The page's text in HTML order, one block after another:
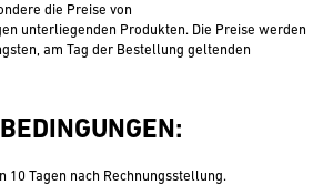
die Preise von
unterliegenden Produkten. Die Preise werden
am Tag der Bestellung geltenden
10 Tagen nach Rechnungsstellung.